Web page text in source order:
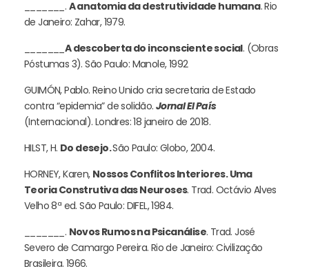
_______. A anatomia da destrutividade humana. Rio
de Janeiro: Zahar, 1979.
A descoberta do inconsciente social. (Obras
Póstumas 3). São Paulo: Manole, 1992
GUIMÓN, Pablo. Reino Unido cria secretaria de Estado
contra “epidemia” de solidão. Jornal El País
(Internacional). Londres: 18 janeiro de 2018.
HILST, H. Do desejo.São Paulo: Globo, 2004.
HORNEY, Karen, Nossos Conflitos Interiores. Uma
Teoria Construtiva das Neuroses. Trad. Octávio Alves
Velho 8ª ed. São Paulo: DIFEL, 1984.
_______. Novos Rumos na Psicanálise. Trad. José
Severo de Camargo Pereira. Rio de Janeiro: Civilização
Brasileira. 1966.